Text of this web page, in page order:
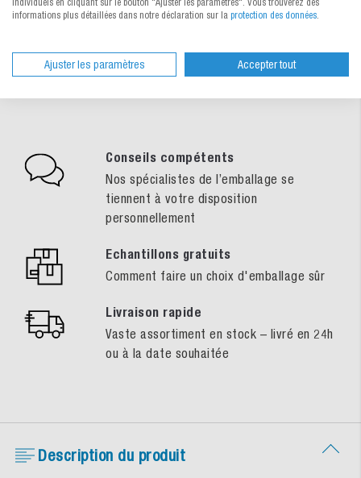
Vos avantages chez MEDEWO
Conseils compétents
Nos spécialistes de l’emballage se
tiennent à votre disposition
personnellement
Echantillons gratuits
Comment faire un choix d'emballage sûr
Livraison rapide
Vaste assortiment en stock – livré en 24h
ou à la date souhaitée
Description du produit
individuels en cliquant sur le bouton "Ajuster les paramètres". Vous trouverez des
informations plus détaillées dans notre déclaration sur la protection des données.
Ajuster les paramètres Accepter tout